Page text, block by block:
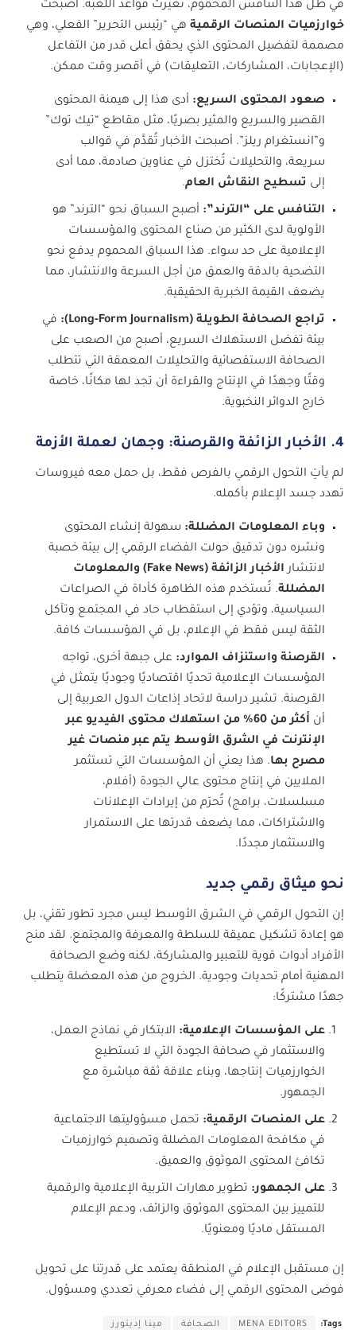
في ظل هذا التنافس المحموم، تغيرت قواعد اللعبة. أصبحت
خوارزميات المنصات الرقمية هي “رئيس التحرير” الفعلي، وهي
مصممة لتفضيل المحتوى الذي يحقق أعلى قدر من التفاعل
(الإعجابات، المشاركات، التعليقات) في أقصر وقت ممكن.
صعود المحتوى السريع: أدى هذا إلى هيمنة المحتوى
القصير والسريع والمثير بصريًا، مثل مقاطع “تيك توك”
و”انستغرام ريلز”. أصبحت الأخبار تُقدَّم في قوالب
سريعة، والتحليلات تُختزل في عناوين صادمة، مما أدى
إلى تسطيح النقاش العام.
التنافس على “الترند”: أصبح السباق نحو “الترند” هو
الأولوية لدى الكثير من صناع المحتوى والمؤسسات
الإعلامية على حد سواء. هذا السباق المحموم يدفع نحو
التضحية بالدقة والعمق من أجل السرعة والانتشار، مما
يضعف القيمة الخبرية الحقيقية.
تراجع الصحافة الطويلة (Long-Form Journalism):
في
بيئة تفضل الاستهلاك السريع، أصبح من الصعب على
الصحافة الاستقصائية والتحليلات المعمقة التي تتطلب
وقتًا وجهدًا في الإنتاج والقراءة أن تجد لها مكانًا، خاصة
خارج الدوائر النخبوية.
4. الأخبار الزائفة والقرصنة: وجهان لعملة الأزمة
لم يأتِ التحول الرقمي بالفرص فقط، بل حمل معه فيروسات
تهدد جسد الإعلام بأكمله.
وباء المعلومات المضللة: سهولة إنشاء المحتوى
ونشره دون تدقيق حولت الفضاء الرقمي إلى بيئة خصبة
لانتشار
الأخبار الزائفة (Fake News) والمعلومات
المضللة. تُستخدم هذه الظاهرة كأداة في الصراعات
السياسية، وتؤدي إلى استقطاب حاد في المجتمع وتآكل
الثقة ليس فقط في الإعلام، بل في المؤسسات كافة.
القرصنة واستنزاف الموارد: على جبهة أخرى، تواجه
المؤسسات الإعلامية تحديًا اقتصاديًا وجوديًا يتمثل في
القرصنة. تشير دراسة لاتحاد إذاعات الدول العربية إلى
أن
أكثر من 60% من استهلاك محتوى الفيديو عبر
الإنترنت في الشرق الأوسط يتم عبر منصات غير
مصرح بها. هذا يعني أن المؤسسات التي تستثمر
الملايين في إنتاج محتوى عالي الجودة (أفلام،
مسلسلات، برامج) تُحرَم من إيرادات الإعلانات
والاشتراكات، مما يضعف قدرتها على الاستمرار
والاستثمار مجددًا.
نحو ميثاق رقمي جديد
إن التحول الرقمي في الشرق الأوسط ليس مجرد تطور تقني، بل
هو إعادة تشكيل عميقة للسلطة والمعرفة والمجتمع. لقد منح
الأفراد أدوات قوية للتعبير والمشاركة، لكنه وضع الصحافة
المهنية أمام تحديات وجودية. الخروج من هذه المعضلة يتطلب
جهدًا مشتركًا:
على المؤسسات الإعلامية: الابتكار في نماذج العمل،
والاستثمار في صحافة الجودة التي لا تستطيع
الخوارزميات إنتاجها، وبناء علاقة ثقة مباشرة مع
الجمهور.
على المنصات الرقمية: تحمل مسؤوليتها الاجتماعية
في مكافحة المعلومات المضللة وتصميم خوارزميات
تكافئ المحتوى الموثوق والعميق.
على الجمهور: تطوير مهارات التربية الإعلامية والرقمية
للتمييز بين المحتوى الموثوق والزائف، ودعم الإعلام
المستقل ماديًا ومعنويًا.
إن مستقبل الإعلام في المنطقة يعتمد على قدرتنا على تحويل
فوضى المحتوى الرقمي إلى فضاء معرفي تعددي ومسؤول.
Tags:
MENA EDITORS الصحافة مينا إديتورز